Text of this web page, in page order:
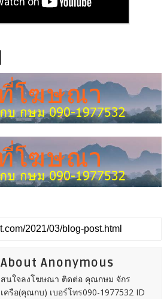
About Anonymous
สนใจลงโฆษณา ติดต่อ คุณกษม จักร
เครือ(คุณกบ) เบอร์โทร090-1977532 ID